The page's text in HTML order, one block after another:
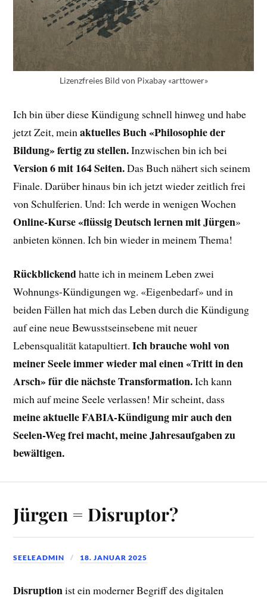
Lizenzfreies Bild von Pixabay «arttower»
Ich bin über diese Kündigung schnell hinweg und habe
jetzt Zeit, meinaktuelles Buch «Philosophie der
Bildung» fertig zu stellen.Inzwischen bin ich bei
Version 6 mit 164 Seiten.Das Buch nähert sich seinem
Finale. Darüber hinaus bin ich jetzt wieder zeitlich frei
von Schulferien. Und: Ich werde in wenigen Wochen
Online-Kurse «flüssig Deutsch lernen mit Jürgen»
anbieten können. Ich bin wieder in meinem Thema!
Rückblickendhatte ich in meinem Leben zwei
Wohnungs-Kündigungen wg. «Eigenbedarf» und in
beiden Fällen hat mich das Leben durch die Kündigung
auf eine neue Bewusstseinsebene mit neuer
Lebensqualität katapultiert.Ich brauche wohl von
meiner Seele immer wieder mal einen «Tritt in den
Arsch» für die nächste Transformation.Ich kann
mich auf meine Seele verlassen! Mir scheint, dass
meine aktuelle FABIA-Kündigung mir auch den
Seelen-Weg frei macht, meine Jahresaufgaben zu
bewältigen.
Jürgen = Disruptor?
SEELEADMIN 18. JANUAR 2025
Disruptionist ein moderner Begriff des digitalen